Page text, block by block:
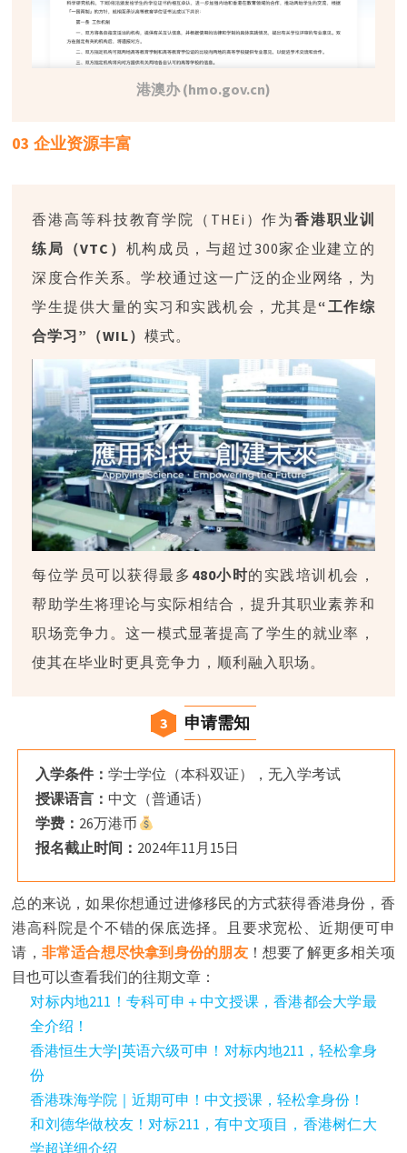
港澳办 (hmo.gov.cn)
03 企业资源丰富
香港高等科技教育学院（THEi）作为香港职业训
练局（VTC） 机构成员，与超过300家企业建立的
深度合作关系。学校通过这一广泛的企业网络，为
学生提供大量的实习和实践机会，尤其是“工作综
合学习”（WIL）模式。
每位学员可以获得最多 480小时的实践培训机会，
帮助学生将理论与实际相结合，提升其职业素养和
职场竞争力。这一模式显著提高了学生的就业率，
使其在毕业时更具竞争力，顺利融入职场。
3 申请需知
入学条件：学士学位（本科双证），无入学考试
授课语言： 中文（普通话）
学费： 26万港币
报名截止时间： 2024年11月15日
总的来说，如果你想通过进修移民的方式获得香港身份，香
港高科院是个不错的保底选择。且要求宽松、近期便可申
请， 非常适合想尽快拿到身份的朋友！想要了解更多相关项
目也可以查看我们的往期文章：
对标内地211！专科可申＋中文授课，香港都会大学最
全介绍！
香港恒生大学|英语六级可申！对标内地211，轻松拿身
份
香港珠海学院｜近期可申！中文授课，轻松拿身份！
和刘德华做校友！对标211，有中文项目，香港树仁大
学超详细介绍